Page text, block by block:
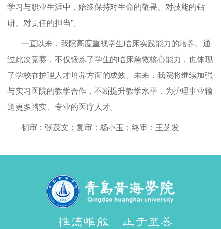
学习与职业生涯中，始终保持对生命的敬畏、对技能的钻
研、对责任的担当”。
一直以来，我院高度重视学生临床实践能力的培养。通
过此次竞赛，不仅锻炼了学生的临床急救核心能力，也体现
了学校在护理人才培养方面的成效。未来，我院将继续加强
与实习医院的教学合作，不断提升教学水平，为护理事业输
送更多踏实、专业的医疗人才。
初审：张茂文；复审：杨小玉；终审：王芝发